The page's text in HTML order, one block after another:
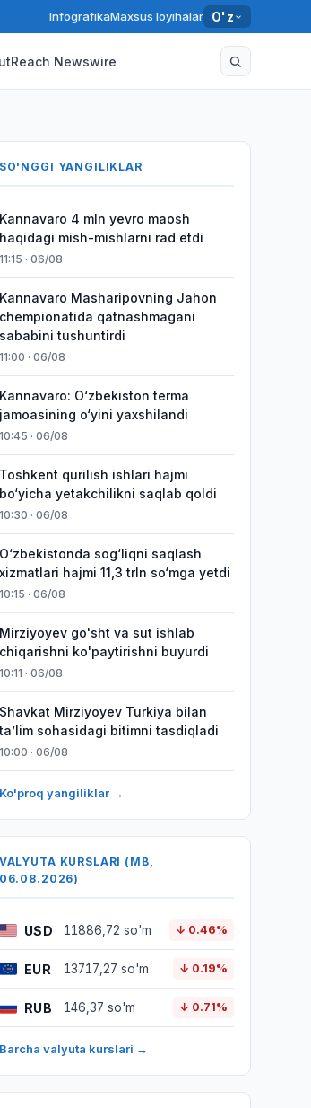
InfografikaMaxsus loyihalar O'z
Newswire
SO'NGGI YANGILIKLAR
Kannavaro 4 mln yevro maosh
haqidagi mish-mishlarni rad etdi
11:15 · 06/08
Kannavaro Masharipovning Jahon
chempionatida qatnashmagani
sababini tushuntirdi
11:00 · 06/08
Kannavaro: O‘zbekiston terma
jamoasining o‘yini yaxshilandi
10:45 · 06/08
Toshkent qurilish ishlari hajmi
bo‘yicha yetakchilikni saqlab qoldi
10:30 · 06/08
O‘zbekistonda sog‘liqni saqlash
xizmatlari hajmi 11,3 trln so‘mga yetdi
10:15 · 06/08
Mirziyoyev go'sht va sut ishlab
chiqarishni ko'paytirishni buyurdi
10:11 · 06/08
Shavkat Mirziyoyev Turkiya bilan
sohasidagi bitimni tasdiqladi
10:00 · 06/08
Ko'proq yangiliklar →
VALYUTA KURSLARI (MB,
06.08.2026)
USD 11886,72 so'm ↓ 0.46%
EUR 13717,27 so'm ↓ 0.19%
RUB 146,37 so'm ↓ 0.71%
Barcha valyuta kurslari →